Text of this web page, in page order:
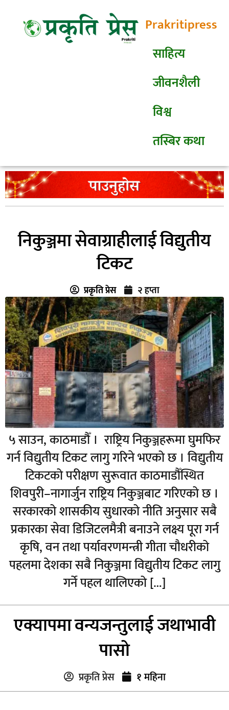
Prakritipress
साहित्य
जीवनशैली
विश्व
तस्बिर कथा
निकुञ्जमा सेवाग्राहीलाई विद्युतीय
टिकट
प्रकृति प्रेस २ हप्ता
५ साउन, काठमाडौँ । राष्ट्रिय निकुञ्जहरूमा घुमफिर
गर्न विद्युतीय टिकट लागु गरिने भएको छ । विद्युतीय
टिकटको परीक्षण सुरूवात काठमाडौँस्थित
शिवपुरी–नागार्जुन राष्ट्रिय निकुञ्जबाट गरिएको छ ।
सरकारको शासकीय सुधारको नीति अनुसार सबै
प्रकारका सेवा डिजिटलमैत्री बनाउने लक्ष्य पूरा गर्न
कृषि, वन तथा पर्यावरणमन्त्री गीता चौधरीको
पहलमा देशका सबै निकुञ्जमा विद्युतीय टिकट लागु
गर्ने पहल थालिएको […]
एक्यापमा वन्यजन्तुलाई जथाभावी
पासो
प्रकृति प्रेस १ महिना